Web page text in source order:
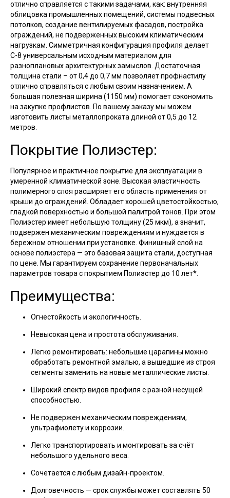
отлично справляется с такими задачами, как: внутренняя
облицовка промышленных помещений, системы подвесных
потолков, создание вентилируемых фасадов, постройка
ограждений, не подверженных высоким климатическим
нагрузкам. Симметричная конфигурация профиля делает
С-8 универсальным исходным материалом для
разноплановых архитектурных замыслов. Достаточная
толщина стали – от 0,4 до 0,7 мм позволяет профнастилу
отлично справляться с любым своим назначением. А
большая полезная ширина (1150 мм) помогает сэкономить
на закупке профлистов. По вашему заказу мы можем
изготовить листы металлопроката длиной от 0,5 до 12
метров.
Покрытие Полиэстер:
Популярное и практичное покрытие для эксплуатации в
умеренной климатической зоне. Высокая эластичность
полимерного слоя расширяет его область применения от
крыши до ограждений. Обладает хорошей цветостойкостью,
гладкой поверхностью и большой палитрой тонов. При этом
Полиэстер имеет небольшую толщину (25 мкм), а значит,
подвержен механическим повреждениям и нуждается в
бережном отношении при установке. Финишный слой на
основе полиэстера — это базовая защита стали, доступная
по цене. Мы гарантируем сохранение первоначальных
параметров товара с покрытием Полиэстер до 10 лет*.
Преимущества:
Огнестойкость и экологичность.
Невысокая цена и простота обслуживания.
Легко ремонтировать: небольшие царапины можно
обработать ремонтной эмалью, а вышедшие из строя
сегменты заменить на новые металлические листы.
Широкий спектр видов профиля с разной несущей
способностью.
Не подвержен механическим повреждениям,
ультрафиолету и коррозии.
Легко транспортировать и монтировать за счёт
небольшого удельного веса.
Сочетается с любым дизайн-проектом.
Долговечность — срок службы может составлять 50